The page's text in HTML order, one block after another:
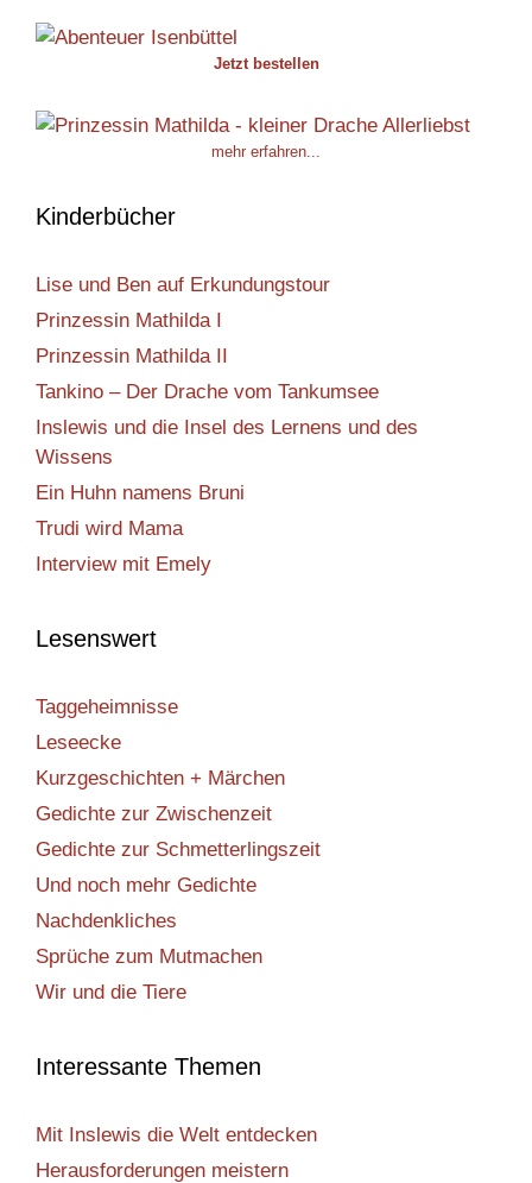
Jetzt bestellen
mehr erfahren...
Kinderbücher
Lise und Ben auf Erkundungstour
Prinzessin Mathilda I
Prinzessin Mathilda II
Tankino – Der Drache vom Tankumsee
Inslewis und die Insel des Lernens und des
Wissens
Ein Huhn namens Bruni
Trudi wird Mama
Interview mit Emely
Lesenswert
Taggeheimnisse
Leseecke
Kurzgeschichten + Märchen
Gedichte zur Zwischenzeit
Gedichte zur Schmetterlingszeit
Und noch mehr Gedichte
Nachdenkliches
Sprüche zum Mutmachen
Wir und die Tiere
Interessante Themen
Mit Inslewis die Welt entdecken
Herausforderungen meistern